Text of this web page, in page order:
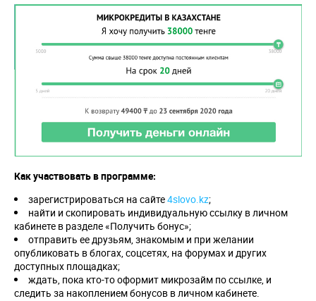
Как участвовать в программе:
зарегистрироваться на сайте4slovo.kz;
найти и скопировать индивидуальную ссылку в личном
кабинете в разделе «Получить бонус»;
отправить ее друзьям, знакомым и при желании
опубликовать в блогах, соцсетях, на форумах и других
доступных площадках;
ждать, пока кто-то оформит микрозайм по ссылке, и
следить за накоплением бонусов в личном кабинете.